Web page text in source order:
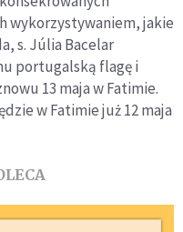
wykorzystywaniem, jakie
s. Júlia Bacelar
portugalską flagę i
13 maja w Fatimie.
w Fatimie już 12 maja